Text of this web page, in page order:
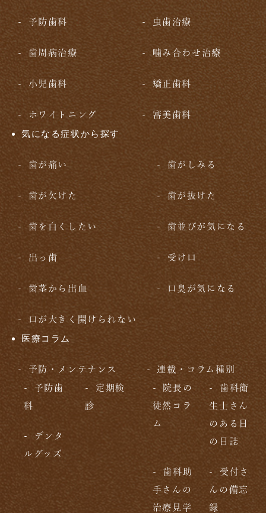
予防歯科 虫歯治療
歯周病治療 噛み合わせ治療
小児歯科 矯正歯科
ホワイトニング 審美歯科
気になる症状から探す
歯が痛い 歯がしみる
歯が欠けた 歯が抜けた
歯を白くしたい 歯並びが気になる
出っ歯 受け口
歯茎から出血 口臭が気になる
口が大きく開けられない
医療コラム
予防・メンテナンス
予防歯
科
定期検
診
デンタ
ルグッズ
連載・コラム種別
院長の
徒然コラ
ム
歯科衛
生士さん
のある日
の日誌
歯科助
手さんの
治療見学
受付さ
んの備忘
録